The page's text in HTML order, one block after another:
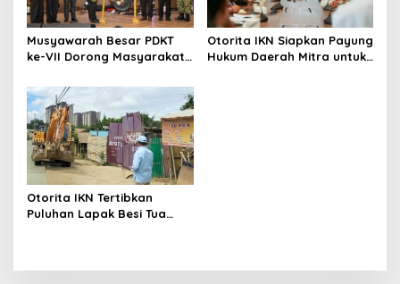
Musyawarah Besar PDKT
ke-VII Dorong Masyarakat
Pembangunan IKN
Otorita IKN Siapkan Payung
Hukum Daerah Mitra untuk
Otorita IKN Tertibkan
Puluhan Lapak Besi Tua